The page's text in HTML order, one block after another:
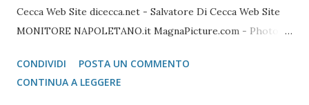
Cecca Web Site dicecca.net - Salvatore Di Cecca Web Site
MONITORE NAPOLETANO.it MagnaPicture.com - Photo
Mozilla FireFox / Thunderbird / FileZilla Portable FireFox
Download localizzati FireFox Portable - Pagina download
CONDIVIDI
POSTA UN COMMENTO
CONTINUA A LEGGERE